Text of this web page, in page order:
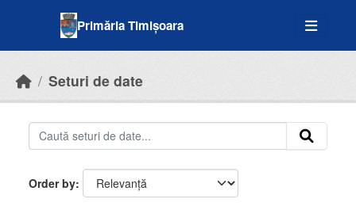
Primăria Timișoara
Seturi de date
Order by